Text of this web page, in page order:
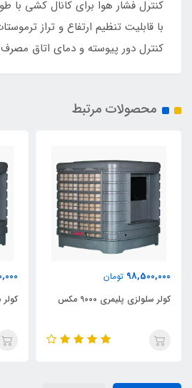
کنترل فشار هوا برای کانال کشی با
با قابلیت تنظیم ارتفاع و تراز
کنترل دور پیوسته و دمای اتاق
محصولات مرتبط
98,500,000 تومان
کولر سلولزی پلیمری 9000 مکس
کولر